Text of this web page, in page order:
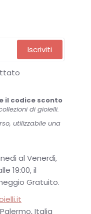
Iscriviti
il codice sconto
di gioielli.
utilizzabile una
al Venerdi,
19:00, il
Gratuito.
Italia